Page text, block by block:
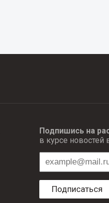
Подпишись на
в курсе новостей
Подписаться